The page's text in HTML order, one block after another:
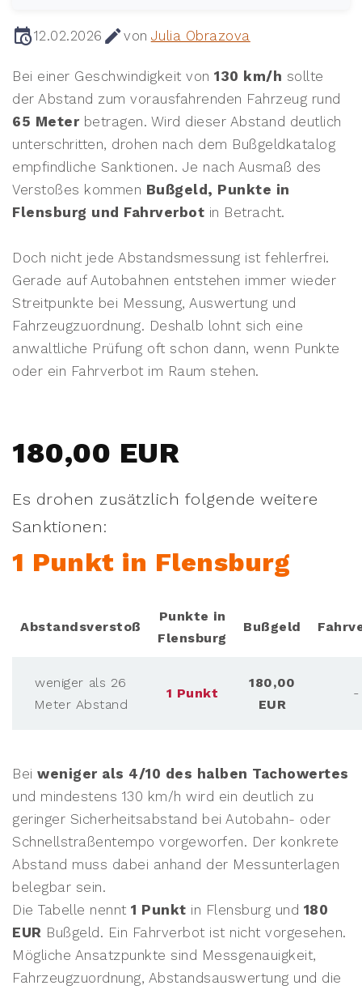
12.02.2026 von Julia Obrazova
Bei einer Geschwindigkeit von130 km/h sollte
der Abstand zum vorausfahrenden Fahrzeug rund
65 Meter betragen. Wird dieser Abstand deutlich
unterschritten, drohen nach dem Bußgeldkatalog
empfindliche Sanktionen. Je nach Ausmaß des
Verstoßes kommen Bußgeld, Punkte in
Flensburg und Fahrverbot in Betracht.
Doch nicht jede Abstandsmessung ist fehlerfrei.
Gerade auf Autobahnen entstehen immer wieder
Streitpunkte bei Messung, Auswertung und
Fahrzeugzuordnung. Deshalb lohnt sich eine
anwaltliche Prüfung oft schon dann, wenn Punkte
oder ein Fahrverbot im Raum stehen.
180,00 EUR
Es drohen zusätzlich folgende weitere
Sanktionen:
1 Punkt in Flensburg
Abstandsverstoß
Punkte in
Flensburg
Bußgeld
weniger als 26
Meter Abstand
1 Punkt
180,00
EUR
-
Beiweniger als 4/10 des halben Tachowertes
und mindestens 130 km/h wird ein deutlich zu
geringer Sicherheitsabstand bei Autobahn- oder
Schnellstraßentempo vorgeworfen. Der konkrete
Abstand muss dabei anhand der Messunterlagen
belegbar sein.
Die Tabelle nennt1 Punkt in Flensburg und 180
EUR Bußgeld. Ein Fahrverbot ist nicht vorgesehen.
Mögliche Ansatzpunkte sind Messgenauigkeit,
Fahrzeugzuordnung, Abstandsauswertung und die